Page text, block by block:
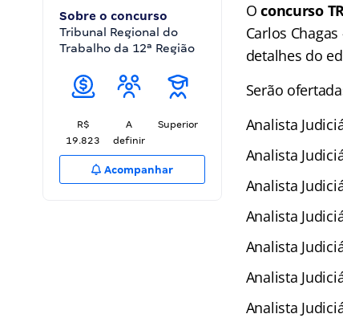
Sobre o concurso
Tribunal Regional do
Trabalho da 12ª Região
R$
19.823
A
definir
Superior
Acompanhar
Oconcurso
Carlos Chagas
detalhes do
Serão
Analista
Analista
Analista
Analista
Analista
Analista
Analista